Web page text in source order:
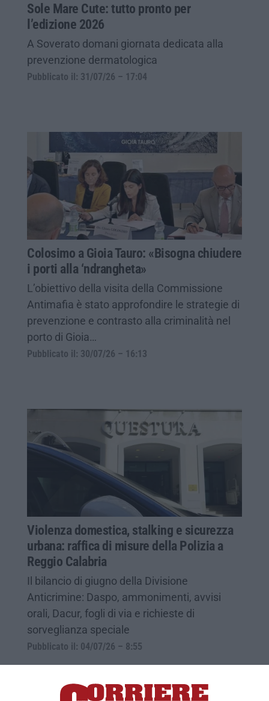
Sole Mare Cute: tutto pronto per
l’edizione 2026
A Soverato domani giornata dedicata alla
prevenzione dermatologica
Pubblicato il: 31/07/26 – 17:04
Colosimo a Gioia Tauro: «Bisogna chiudere
i porti alla ‘ndrangheta»
L’obiettivo della visita della Commissione
Antimafia è stato approfondire le strategie di
prevenzione e contrasto alla criminalità nel
porto di Gioia…
Pubblicato il: 30/07/26 – 16:13
Violenza domestica, stalking e sicurezza
urbana: raffica di misure della Polizia a
Reggio Calabria
Il bilancio di giugno della Divisione
Anticrimine: Daspo, ammonimenti, avvisi
orali, Dacur, fogli di via e richieste di
sorveglianza speciale
Pubblicato il: 04/07/26 – 8:55